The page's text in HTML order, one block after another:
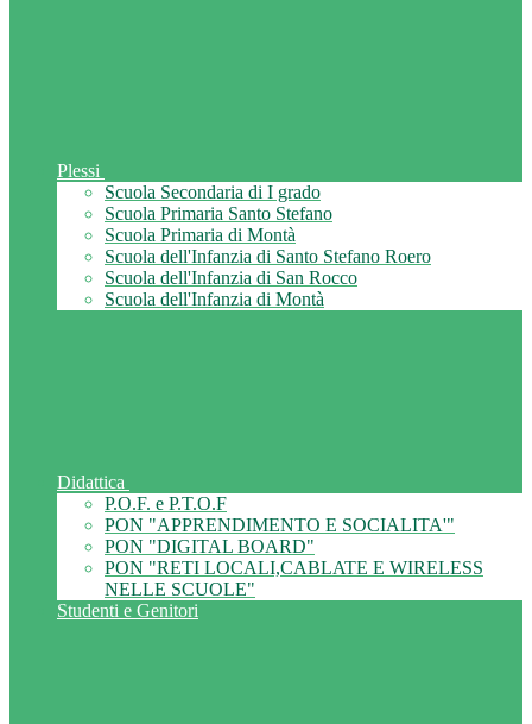
Plessi
Scuola Secondaria di I grado
Scuola Primaria Santo Stefano
Scuola Primaria di Montà
Scuola dell'Infanzia di Santo Stefano Roero
Scuola dell'Infanzia di San Rocco
Scuola dell'Infanzia di Montà
Didattica
P.O.F. e P.T.O.F
PON "APPRENDIMENTO E SOCIALITA'"
PON "DIGITAL BOARD"
PON "RETI LOCALI,CABLATE E WIRELESS
NELLE SCUOLE"
Studenti e Genitori